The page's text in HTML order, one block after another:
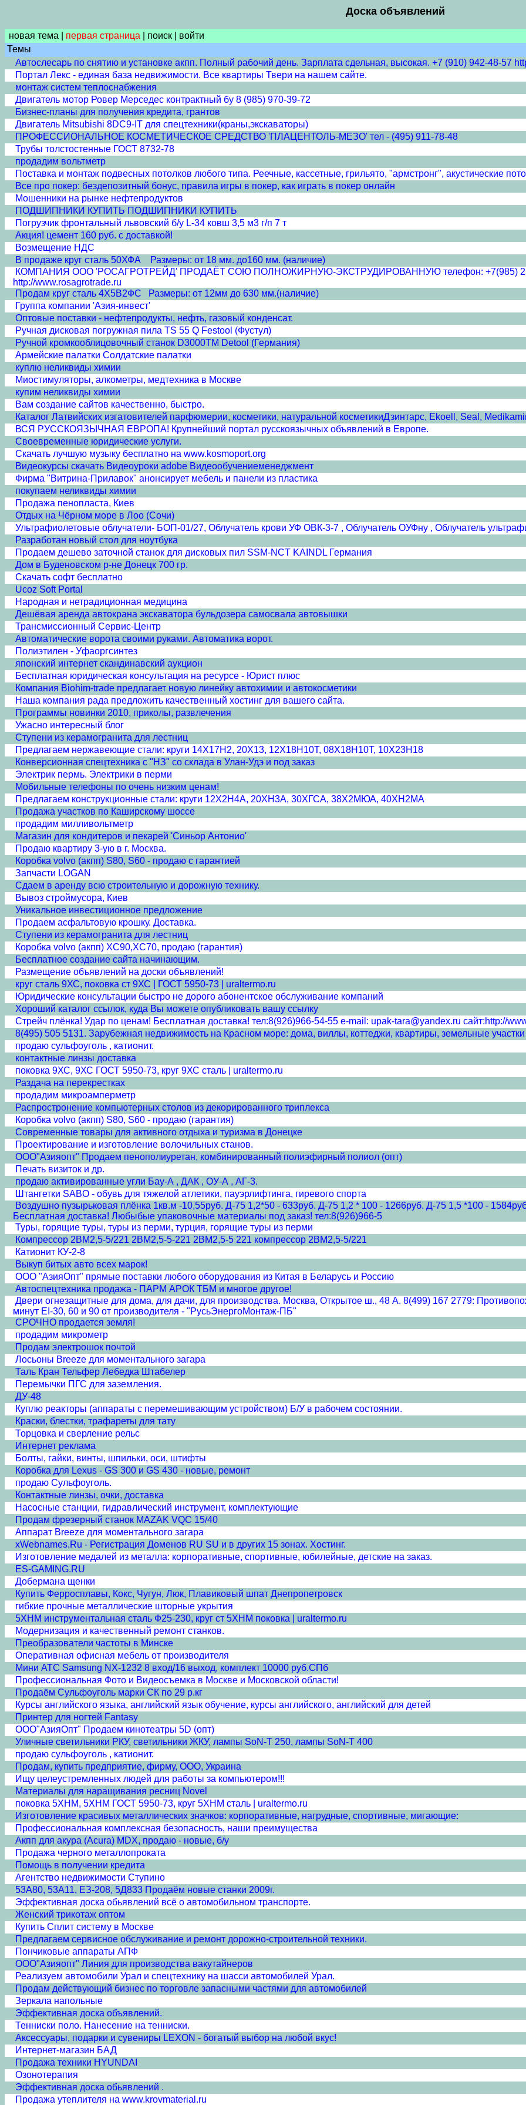
Доска объявлений
новая тема первая страница поиск войти
Темы
Автослесарь по снятию и установке акпп. Полный рабочий день. Зарплата сдельная, высокая. +7 (910) 942-48-57
Портал Лекс - единая база недвижимости. Все квартиры Твери на нашем сайте.
монтаж систем теплоснабжения
Двигатель мотор Ровер Мерседес контрактный бу 8 (985) 970-39-72
Бизнес-планы для получения кредита, грантов
Двигатель Mitsubishi 8DC9-IT для спецтехники(краны,экскаваторы)
ПРОФЕССИОНАЛЬНОЕ КОСМЕТИЧЕСКОЕ СРЕДСТВО 'ПЛАЦЕНТОЛЬ-МЕЗО' тел - (495) 911-78-48
Трубы толстостенные ГОСТ 8732-78
продадим вольтметр
Поставка и монтаж подвесных потолков любого типа. Реечные, кассетные, грильято, "армстронг", акустические
Все про покер: бездепозитный бонус, правила игры в покер, как играть в покер онлайн
Мошенники на рынке нефтепродуктов
ПОДШИПНИКИ КУПИТЬ ПОДШИПНИКИ КУПИТЬ
Погрузчик фронтальный львовский б/у L-34 ковш 3,5 м3 г/п 7 т
Акция! цемент 160 руб. с доставкой!
Возмещение НДС
В продаже круг сталь 50ХФА Размеры: от 18 мм. до160 мм. (наличие)
КОМПАНИЯ ООО 'РОСАГРОТРЕЙД' ПРОДАЁТ СОЮ ПОЛНОЖИРНУЮ-ЭКСТРУДИРОВАННУЮ телефон: +7(985) 233-
http://www.rosagrotrade.ru
Продам круг сталь 4Х5В2ФС Размеры: от 12мм до 630 мм.(наличие)
Группа компании 'Азия-инвест'
Оптовые поставки - нефтепродукты, нефть, газовый конденсат.
Ручная дисковая погружная пила TS 55 Q Festool (Фустул)
Ручной кромкооблицовочный станок D3000TM Detool (Германия)
Армейские палатки Солдатские палатки
куплю неликвиды химии
Миостимуляторы, алкометры, медтехника в Москве
купим неликвиды химии
Вам создание сайтов качественно, быстро.
Каталог Латвийских изгатовителей парфюмерии, косметики, натуральной косметикиДзинтарс, Ekoell, Seal,
ВСЯ РУССКОЯЗЫЧНАЯ ЕВРОПА! Крупнейший портал русскоязычных объявлений в Европе.
Своевременные юридические услуги.
Скачать лучшую музыку бесплатно на www.kosmoport.org
Видеокурсы скачать Видеоуроки adobe Видеообучениеменеджмент
Фирма "Витрина-Прилавок" анонсирует мебель и панели из пластика
покупаем неликвиды химии
Продажа пенопласта, Киев
Отдых на Чёрном море в Лоо (Сочи)
Ультрафиолетовые облучатели- БОП-01/27, Облучатель крови УФ ОВК-3-7 , Облучатель ОУФну , Облучатель
Разработан новый стол для ноутбука
Продаем дешево заточной станок для дисковых пил SSM-NCT KAINDL Германия
Дом в Буденовском р-не Донецк 700 гр.
Скачать софт бесплатно
Ucoz Soft Portal
Народная и нетрадиционная медицина
Дешёвая аренда автокрана экскаватора бульдозера самосвала автовышки
Трансмиссионный Сервис-Центр
Автоматические ворота своими руками. Автоматика ворот.
Полиэтилен - Уфаоргсинтез
японский интернет скандинавский аукцион
Бесплатная юридическая консультация на ресурсе - Юрист плюс
Компания Biohim-trade предлагает новую линейку автохимии и автокосметики
Наша компания рада предложить качественный хостинг для вашего сайта.
Программы новинки 2010, приколы, развлечения
Ужасно интересный блог
Ступени из керамогранита для лестниц
Предлагаем нержавеющие стали: круги 14Х17Н2, 20Х13, 12Х18Н10Т, 08Х18Н10Т, 10Х23Н18
Конверсионная спецтехника с "НЗ" со склада в Улан-Удэ и под заказ
Электрик пермь. Электрики в перми
Мобильные телефоны по очень низким ценам!
Предлагаем конструкционные стали: круги 12Х2Н4А, 20ХН3А, 30ХГСА, 38Х2МЮА, 40ХН2МА
Продажа участков по Каширскому шоссе
продадим милливольтметр
Магазин для кондитеров и пекарей 'Синьор Антонио'
Продаю квартиру 3-ую в г. Москва.
Коробка volvo (акпп) S80, S60 - продаю с гарантией
Запчасти LOGAN
Сдаем в аренду всю строительную и дорожную технику.
Вывоз строймусора, Киев
Уникальное инвестиционное предложение
Продаем асфальтовую крошку. Доставка.
Ступени из керамогранита для лестниц
Коробка volvo (акпп) XC90,XC70, продаю (гарантия)
Бесплатное создание сайта начинающим.
Размещение объявлений на доски объявлений!
круг сталь 9ХС, поковка ст 9ХС | ГОСТ 5950-73 | uraltermo.ru
Юридические консультации быстро не дорого абонентское обслуживание компаний
Хороший каталог ссылок, куда Вы можете опубликовать вашу ссылку
Стрейч плёнка! Удар по ценам! Бесплатная доставка! тел:8(926)966-54-55 e-mail: upak-tara@yandex.ru сайт:http://
8(495) 505 5131. Зарубежная недвижимость на Красном море: дома, виллы, коттеджи, квартиры, земельные участки
продаю сульфоуголь , катионит.
контактные линзы доставка
поковка 9ХС, 9ХС ГОСТ 5950-73, круг 9ХС сталь | uraltermo.ru
Раздача на перекрестках
продадим микроамперметр
Распростронение компьютерных столов из декорированного триплекса
Коробка volvo (акпп) S80, S60 - продаю (гарантия)
Современные товары для активного отдыха и туризма в Донецке
Проектирование и изготовление волочильных станов.
ООО"Азияопт" Продаем пенополиуретан, комбинированный полиэфирный полиол (опт)
Печать визиток и др.
продаю активированные угли Бау-А , ДАК , ОУ-А , АГ-3.
Штангетки SABO - обувь для тяжелой атлетики, пауэрлифтинга, гиревого спорта
Воздушно пузырьковая плёнка 1кв.м -10,55руб. Д-75 1,2*50 - 633руб. Д-75 1,2 * 100 - 1266руб. Д-75 1,5 *100 -
Бесплатная доставка! Любыбые упаковочные материалы под заказ! тел:8(926)966-5
Туры, горящие туры, туры из перми, турция, горящие туры из перми
Компрессор 2ВМ2,5-5/221 2ВМ2,5-5-221 2ВМ2,5-5 221 компрессор 2ВМ2,5-5/221
Катионит КУ-2-8
Выкуп битых авто всех марок!
ООО "АзияОпт" прямые поставки любого оборудования из Китая в Беларусь и Россию
Автоспецтехника продажа - ПАРМ АРОК ТБМ и многое другое!
Двери огнезащитные для дома, для дачи, для производства. Москва, Открытое ш., 48 А. 8(499) 167 2779:
минут EI-30, 60 и 90 от производителя - "РусьЭнергоМонтаж-ПБ"
СРОЧНО продается земля!
продадим микрометр
Продам электрошок почтой
Лосьоны Breeze для моментального загара
Таль Кран Тельфер Лебедка Штабелер
Перемычки ПГС для заземления.
ДУ-48
Куплю реакторы (аппараты с перемешивающим устройством) Б/У в рабочем состоянии.
Краски, блестки, трафареты для тату
Торцовка и сверление рельс
Интернет реклама
Болты, гайки, винты, шпильки, оси, штифты
Коробка для Lexus - GS 300 и GS 430 - новые, ремонт
продаю Сульфоуголь.
Контактные линзы, очки, доставка
Насосные станции, гидравлический инструмент, комплектующие
Продам фрезерный станок MAZAK VQC 15/40
Аппарат Breeze для моментального загара
xWebnames.Ru - Регистрация Доменов RU SU и в других 15 зонах. Хостинг.
Изготовление медалей из металла: корпоративные, спортивные, юбилейные, детские на заказ.
ES-GAMING.RU
Добермана щенки
Купить Ферросплавы, Кокс, Чугун, Люк, Плавиковый шпат Днепропетровск
гибкие прочные металлические шторные укрытия
5ХНМ инструментальная сталь Ф25-230, круг ст 5ХНМ поковка | uraltermo.ru
Модернизация и качественный ремонт станков.
Преобразователи частоты в Минске
Оперативная офисная мебель от производителя
Мини АТС Samsung NX-1232 8 вход/16 выход, комплект 10000 руб.СПб
Профессиональная Фото и Видеосъемка в Москве и Московской области!
Продаём Сульфоуголь марки СК по 29 р.кг
Курсы английского языка, английский язык обучение, курсы английского, английский для детей
Принтер для ногтей Fantasy
ООО"АзияОпт" Продаем кинотеатры 5D (опт)
Уличные светильники РКУ, светильники ЖКУ, лампы SoN-T 250, лампы SoN-T 400
продаю сульфоуголь , катионит.
Продам, купить предприятие, фирму, ООО, Украина
Ищу целеустремленных людей для работы за компьютером!!!
Материалы для наращивания ресниц Novel
поковка 5ХНМ, 5ХНМ ГОСТ 5950-73, круг 5ХНМ сталь | uraltermo.ru
Изготовление красивых металлических значков: корпоративные, нагрудные, спортивные, мигающие:
Профессиональная комплексная безопасность, наши преимущества
Акпп для акура (Acura) MDX, продаю - новые, б/у
Продажа черного металлопроката
Помощь в получении кредита
Агентство недвижимости Ступино
53А80, 53А11, ЕЗ-208, 5Д833 Продаём новые станки 2009г.
Эффективная доска обьявлений всё о автомобильном транспорте.
Женский трикотаж оптом
Купить Сплит систему в Москве
Предлагаем сервисное обслуживание и ремонт дорожно-строительной техники.
Пончиковые аппараты АПФ
ООО"Азияопт" Линия для производства вакутайнеров
Реализуем автомобили Урал и спецтехнику на шасси автомобилей Урал.
Продам действующий бизнес по торговле запасными частями для автомобилей
Зеркала напольные
Эффективная доска объявлений.
Тенниски поло. Нанесение на тенниски.
Аксессуары, подарки и сувениры LEXON - богатый выбор на любой вкус!
Интернет-магазин БАД
Продажа техники HYUNDAI
Озонотерапия
Эффективная доска обьявлений .
Продажа утеплителя на www.krovmaterial.ru